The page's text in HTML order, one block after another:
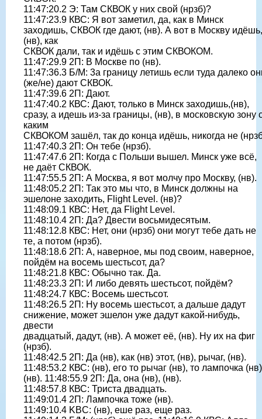
11:47:20.2 Э: Там СКВОК у них свой (нрзб)?
11:47:23.9 КВС: Я вот заметил, да, как в Минск
заходишь, СКВОК где дают, (нв). А вот в Москву идёшь,
(нв), как
СКВОК дали, так и идёшь с этим СКВОКОМ.
11:47:29.9 2П: В Москве по (нв).
11:47:36.3 Б/М: 3а границу летишь если туда далеко
(же/не) дают СКВОК.
11:47:39.6 2П: Дают.
11:47:40.2 КВС: Дают, только в Минск заходишь,(нв),
сразу, а идешь из-зa границы, (нв), в московскую зону
каким
СКВОКОМ зашёл, так до конца идёшь, никогда не
11:47:40.3 2П: Он тебе (нрзб).
11:47:47.6 2П: Когда с Польши вышел. Минск уже всё,
не даёт СКВОК.
11:47:55.5 2П: А Москва, я вот молчу про Москву, (нв).
11:48:05.2 2П: Так это мы что, в Минск должны на
эшелоне заходить, Flight Level. (нв)?
11:48:09.1 КВС: Нет, да Flight Level.
11:48:10.4 2П: Да? Двести восьмидесятым.
11:48:12.8 КВС: Нет, они (нрзб) они могут тебе дать не
те, а потом (нрзб).
11:48:18.6 2П: А, наверное, мы под своим, наверное,
пойдём на восемь шестьсот, да?
11:48:21.8 КВС: Обычно так. Да.
11:48:23.3 2П: И либо девять шестьсот, пойдём?
11:48:24.7 КВС: Восемь шестьсот.
11:48:26.5 2П: Ну восемь шестьсот, а дальше дадут
снижение, может эшелон уже дадут какой-нибудь,
двести
двадцатый, дадут, (нв). А может её, (нв). Ну их на фиг
(нрзб).
11:48:42.5 2П: Да (нв), как (нв) этот, (нв), рычаг, (нв).
11:48:53.2 КВС: (нв), его то рычаг (нв), то лампочка
(нв). 11:48:55.9 2П: Да, она (нв), (нв).
11:48:57.8 КВС: Триста двадцать.
11:49:01.4 2П: Лампочка тоже (нв).
11:49:10.4 KBC: (нв), еше раз, еще раз.